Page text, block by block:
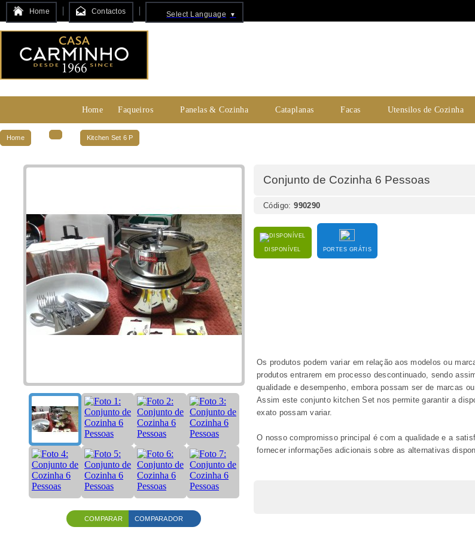
Home Contactos Select Language ▼
Home Faqueiros Panelas & Cozinha Cataplanas Facas Utensilos de Cozinha
Home Kitchen Set 6 P
COMPARAR COMPARADOR
Conjunto de Cozinha 6 Pessoas
Código:990290
DISPONÍVEL PORTES GRÁTIS
Os produtos podem variar em relação aos modelos ou
produtos entrarem em processo descontinuado, sendo
qualidade e desempenho, embora possam ser de marcas
Assim este conjunto kitchen Set nos permite garantir a
exato possam variar.
O nosso compromisso principal é com a qualidade e a
fornecer informações adicionais sobre as alternativas